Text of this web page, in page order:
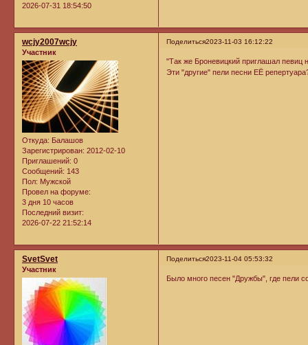
2026-07-31 18:54:50
Поделиться2023-11-03 16:12:22
wcjy2007wcjy
Участник
Откуда: Балашов
Зарегистрирован: 2012-02-10
Приглашений: 0
Сообщений: 143
Пол: Мужской
Провел на форуме:
3 дня 10 часов
Последний визит:
2026-07-22 21:52:14
"Так же Броневицкий приглашал певиц
Эти "другие" пели песни ЕЁ
Поделиться2023-11-04 05:53:32
SvetSvet
Участник
Было много песен "Дружбы", где пели